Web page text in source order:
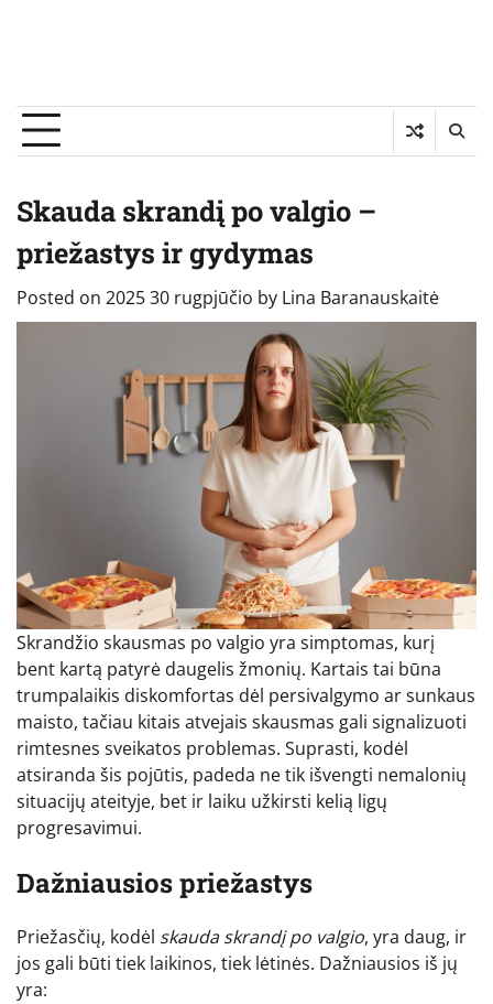
Skauda skrandį po valgio –
priežastys ir gydymas
Posted on 2025 30 rugpjūčio by Lina Baranauskaitė
Skrandžio skausmas po valgio yra simptomas, kurį
bent kartą patyrė daugelis žmonių. Kartais tai būna
trumpalaikis diskomfortas dėl persivalgymo ar sunkaus
maisto, tačiau kitais atvejais skausmas gali signalizuoti
rimtesnes sveikatos problemas. Suprasti, kodėl
atsiranda šis pojūtis, padeda ne tik išvengti nemalonių
situacijų ateityje, bet ir laiku užkirsti kelią ligų
progresavimui.
Dažniausios priežastys
Priežasčių, kodėl skauda skrandį po valgio, yra daug, ir
jos gali būti tiek laikinos, tiek lėtinės. Dažniausios iš jų
yra: